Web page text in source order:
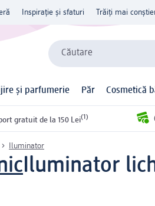
Inspirație și sfaturi Trăiți mai
Căutare
și parfumerie Păr Cosmetică
gratuit de la 150 Lei(1)
Iluminator
Iluminator